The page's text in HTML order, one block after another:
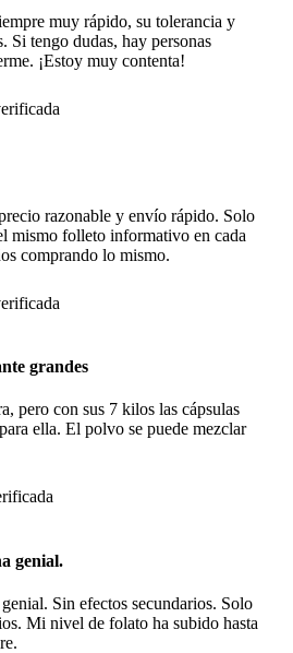
muy rápido, su tolerancia y
Si tengo dudas, hay personas
¡Estoy muy contenta!
razonable y envío rápido. Solo
mismo folleto informativo en cada
comprando lo mismo.
grandes
pero con sus 7 kilos las cápsulas
ella. El polvo se puede mezclar
genial.
Sin efectos secundarios. Solo
Mi nivel de folato ha subido hasta